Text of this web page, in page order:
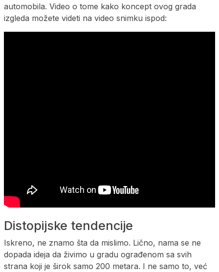
automobila. Video o tome kako koncept ovog grada
izgleda možete videti na video snimku ispod:
Distopijske tendencije
Iskreno, ne znamo šta da mislimo. Lično, nama se ne
dopada ideja da živimo u gradu ograđenom sa svih
strana koji je širok samo 200 metara. I ne samo to, već